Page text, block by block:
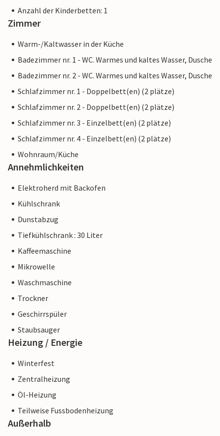
Anzahl der Kinderbetten: 1
Zimmer
Warm-/Kaltwasser in der Küche
Badezimmer nr. 1 - WC. Warmes und kaltes Wasser, Dusche
Badezimmer nr. 2 - WC. Warmes und kaltes Wasser, Dusche
Schlafzimmer nr. 1 - Doppelbett(en) (2 plätze)
Schlafzimmer nr. 2 - Doppelbett(en) (2 plätze)
Schlafzimmer nr. 3 - Einzelbett(en) (2 plätze)
Schlafzimmer nr. 4 - Einzelbett(en) (2 plätze)
Wohnraum/Küche
Annehmlichkeiten
Elektroherd mit Backofen
Kühlschrank
Dunstabzug
Tiefkühlschrank : 30 Liter
Kaffeemaschine
Mikrowelle
Waschmaschine
Trockner
Geschirrspüler
Staubsauger
Heizung / Energie
Winterfest
Zentralheizung
Öl-Heizung
Teilweise Fussbodenheizung
Außerhalb